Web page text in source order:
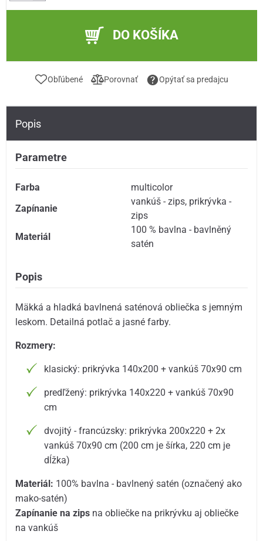
DO KOŠÍKA
Obľúbené Porovnať Opýtať sa predajcu
Popis
Parametre
Farba
multicolor
Zapínanie
vankúš - zips, prikrývka -
zips
Materiál
100 % bavlna - bavlněný
satén
Popis
Mäkká a hladká bavlnená saténová obliečka s jemným
leskom. Detailná potlač a jasné farby.
Rozmery:
klasický: prikrývka 140x200 + vankúš 70x90 cm
predľžený: prikrývka 140x220 + vankúš 70x90
cm
dvojitý - francúzsky: prikrývka 200x220 + 2x
vankúš 70x90 cm (200 cm je šírka, 220 cm je
dĺžka)
Materiál: 100% bavlna - bavlnený satén (označený ako
mako-satén)
Zapínanie na zips na obliečke na prikrývku aj obliečke
na vankúš